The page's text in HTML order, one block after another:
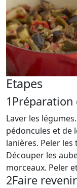
Etapes
1 Préparation
Laver les
pédoncules et de
lanières. Peler
Découper les
morceaux. Peler
2Faire